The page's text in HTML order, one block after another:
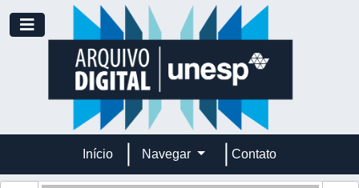
Skip to main content
Toggle navigation
Início Navegar Contato